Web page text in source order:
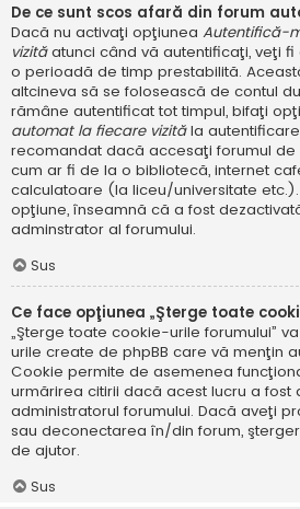
De ce sunt scos afară din forum
Dacă nu activaţi opţiunea Autentifică-
vizităatunci când vă autentificaţi, veţi
o perioadă de timp prestabilită.
altcineva să se folosească de contul
rămâne autentificat tot timpul, bifaţi
automat la fiecare vizităla
recomandat dacă accesaţi forumul de
cum ar fi de la o bibliotecă, internet
calculatoare (la liceu/universitate
opţiune, înseamnă că a fost
adminstrator al forumului.
Sus
Ce face opţiunea „Şterge toate
„Şterge toate cookie-urile forumului”
urile create de phpBB care vă menţin
Cookie permite de asemenea
urmărirea citirii dacă acest lucru a fost
administratorul forumului. Dacă aveţi
sau deconectarea în/din forum,
de ajutor.
Sus